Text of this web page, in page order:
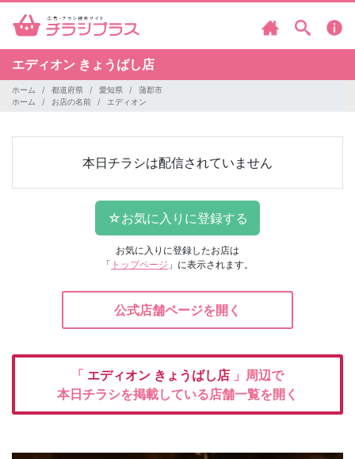
エディオン きょうばし店
ホーム 都道府県 愛知県
蒲郡市
ホーム
お店の名前 エディオン
本日チラシは配信されていません
お気に入りに登録したお店は
「 トップページ 」に表示されます。
公式店舗ページを開く
「 エディオン きょうばし店 」周辺で
本日チラシを掲載している店舗一覧を開く